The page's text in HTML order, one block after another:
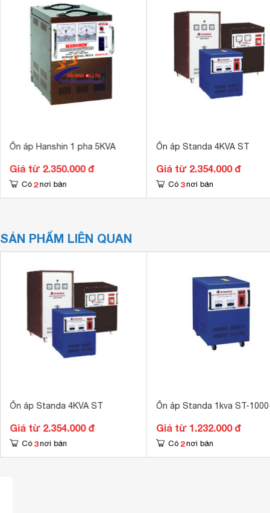
Ổn áp Hanshin 1 pha 5KVA
Giá từ 2.350.000 đ
Có 2 nơi bán
Ổn áp Standa 4KVA ST
Giá từ 2.354.000 đ
Có 3 nơi bán
SẢN PHẨM LIÊN QUAN
Ổn áp Standa 4KVA ST
Giá từ 2.354.000 đ
Có 3 nơi bán
Ổn áp Standa 1kva ST-
Giá từ 1.232.000 đ
Có 2 nơi bán